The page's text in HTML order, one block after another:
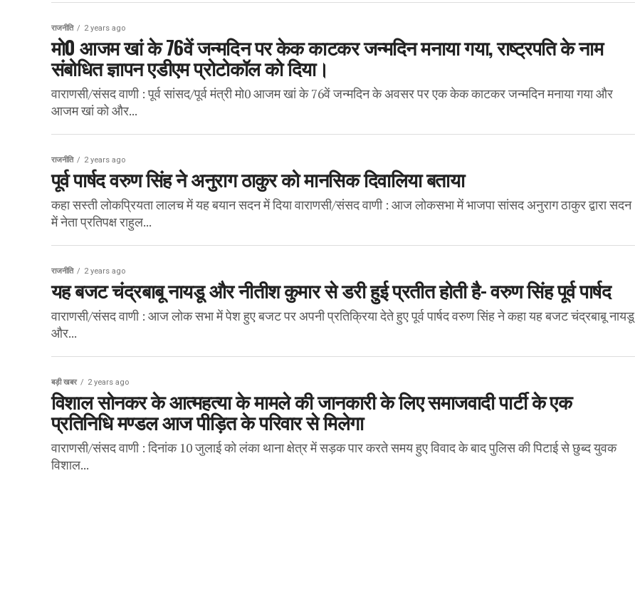
राजनीति 2 years ago
मो0 आजम खां के 76वें जन्मदिन पर केक काटकर जन्मदिन मनाया गया, राष्ट्रपति के नाम
संबोधित ज्ञापन एडीएम प्रोटोकॉल को दिया।
वाराणसी/संसद वाणी : पूर्व सांसद/पूर्व मंत्री मो0 आजम खां के 76वें जन्मदिन के अवसर पर एक केक काटकर जन्मदिन मनाया गया और
आजम खां को और...
राजनीति 2 years ago
पूर्व पार्षद वरुण सिंह ने अनुराग ठाकुर को मानसिक दिवालिया बताया
कहा सस्ती लोकप्रियता लालच में यह बयान सदन में दिया वाराणसी/संसद वाणी : आज लोकसभा में भाजपा सांसद अनुराग ठाकुर द्वारा सदन
में नेता प्रतिपक्ष राहुल...
राजनीति 2 years ago
यह बजट चंद्रबाबू नायडू और नीतीश कुमार से डरी हुई प्रतीत होती है- वरुण सिंह पूर्व पार्षद
वाराणसी/संसद वाणी : आज लोक सभा में पेश हुए बजट पर अपनी प्रतिक्रिया देते हुए पूर्व पार्षद वरुण सिंह ने कहा यह बजट चंद्रबाबू नायडू
और...
बड़ी खबर 2 years ago
विशाल सोनकर के आत्महत्या के मामले की जानकारी के लिए समाजवादी पार्टी के एक
प्रतिनिधि मण्डल आज पीड़ित के परिवार से मिलेगा
वाराणसी/संसद वाणी : दिनांक 10 जुलाई को लंका थाना क्षेत्र में सड़क पार करते समय हुए विवाद के बाद पुलिस की पिटाई से छुब्द युवक
विशाल...